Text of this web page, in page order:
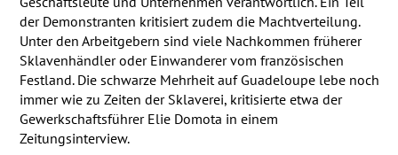
der Demonstranten kritisiert zudem die Machtverteilung.
Unter den Arbeitgebern sind viele Nachkommen früherer
Sklavenhändler oder Einwanderer vom französischen
Festland. Die schwarze Mehrheit auf Guadeloupe lebe noch
immer wie zu Zeiten der Sklaverei, kritisierte etwa der
Gewerkschaftsführer Elie Domota in einem
Zeitungsinterview.